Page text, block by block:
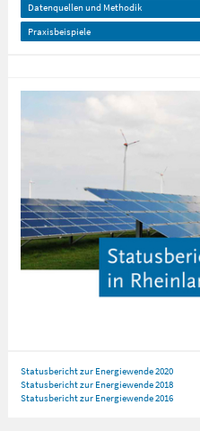
Datenquellen und Methodik
Praxisbeispiele
Statusbericht zur Energiewende 2020
Statusbericht zur Energiewende 2018
Statusbericht zur Energiewende 2016